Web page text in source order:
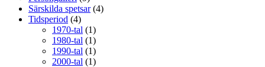
Särskilda spetsar(4)
Tidsperiod (4)
1970-tal (1)
1980-tal (1)
1990-tal (1)
2000-tal (1)